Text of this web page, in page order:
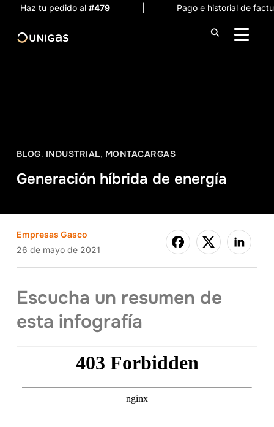
Haz tu pedido al #479| Pago e historial de
BLOG, INDUSTRIAL, MONTACARGAS
Generación híbrida de energía
Empresas Gasco
26 de mayo de 2021
Escucha un resumen de
esta infografía